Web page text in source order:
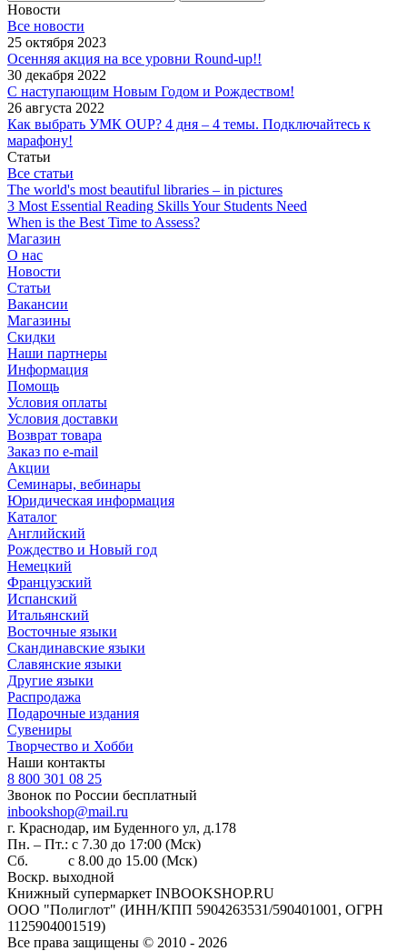
Новости
Все новости
25 октября 2023
Осенняя акция на все уровни Round-up!!
30 декабря 2022
С наступающим Новым Годом и Рождеством!
26 августа 2022
Как выбрать УМК OUP? 4 дня – 4 темы. Подключайтесь к
марафону!
Статьи
Все статьи
The world's most beautiful libraries – in pictures
3 Most Essential Reading Skills Your Students Need
When is the Best Time to Assess?
Магазин
О нас
Новости
Статьи
Вакансии
Магазины
Скидки
Наши партнеры
Информация
Помощь
Условия оплаты
Условия доставки
Возврат товара
Заказ по e-mail
Акции
Семинары, вебинары
Юридическая информация
Каталог
Английский
Рождество и Новый год
Немецкий
Французский
Испанский
Итальянский
Восточные языки
Скандинавские языки
Славянские языки
Другие языки
Распродажа
Подарочные издания
Сувениры
Творчество и Хобби
Наши контакты
8 800 301 08 25
Звонок по России бесплатный
inbookshop@mail.ru
г. Краснодар, им Буденного ул, д.178
Пн. – Пт.: с 7.30 до 17:00 (Мск)
Сб. с 8.00 до 15.00 (Мск)
Воскр. выходной
Книжный супермаркет INBOOKSHOP.RU
ООО "Полиглот" (ИНН/КПП 5904263531/590401001, ОГРН
1125904001519)
Все права защищены © 2010 - 2026